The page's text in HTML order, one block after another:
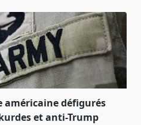
américaine défigurés
et anti-Trump